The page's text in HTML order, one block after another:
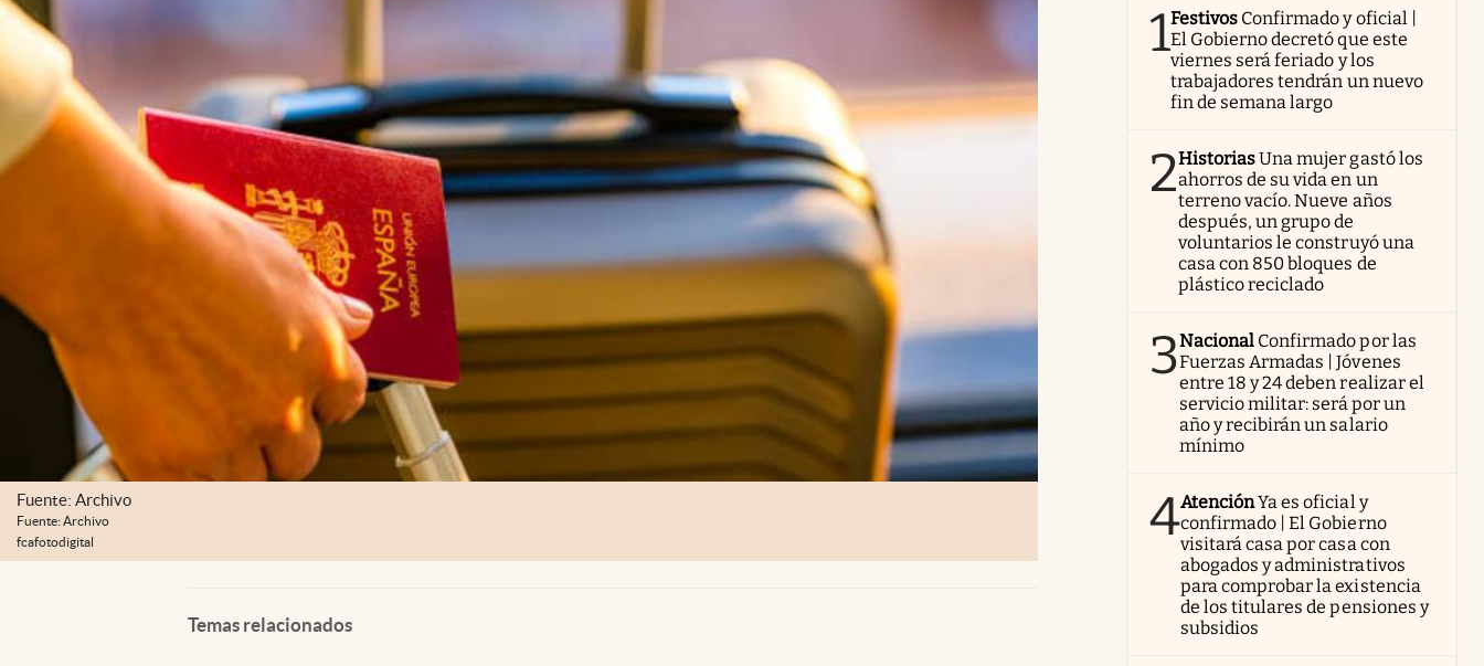
Fuente: Archivo
Fuente: Archivo
fcafotodigital
Temas relacionados
1Festivos Confirmado y oficial |
El Gobierno decretó que este
viernes será feriado y los
trabajadores tendrán un nuevo
fin de semana largo
2HistoriasUna mujer gastó los
ahorros de su vida en un
terreno vacío. Nueve años
después, un grupo de
voluntarios le construyó una
casa con 850 bloques de
plástico reciclado
3Nacional Confirmado por las
Fuerzas Armadas | Jóvenes
entre 18 y 24 deben realizar el
servicio militar: será por un
año y recibirán un salario
mínimo
4AtenciónYa es oficial y
confirmado | El Gobierno
visitará casa por casa con
abogados y administrativos
para comprobar la existencia
de los titulares de pensiones y
subsidios